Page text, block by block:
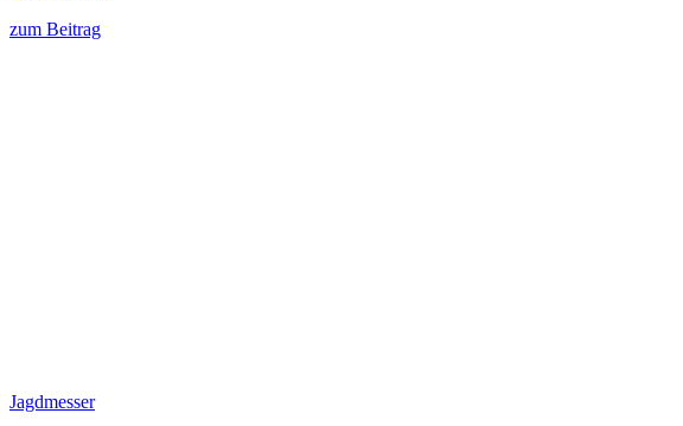
zum Beitrag
Jagdmesser